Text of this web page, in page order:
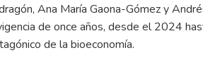
Ana María Gaona-Gómez y
de once años, desde el 2024
de la bioeconomía.